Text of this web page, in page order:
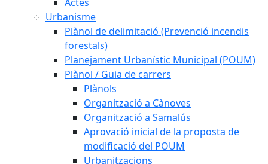
Urbanisme
Plànol de delimitació (Prevenció incendis
forestals)
Planejament Urbanístic Municipal (POUM)
Plànol / Guia de carrers
Plànols
Organització a Cànoves
Organització a Samalús
Aprovació inicial de la proposta de
modificació del POUM
Urbanitzacions